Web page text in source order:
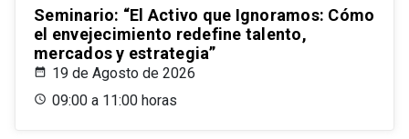
Seminario: “El Activo que Ignoramos: Cómo
el envejecimiento redefine talento,
mercados y estrategia”
19 de Agosto de 2026
09:00 a 11:00 horas